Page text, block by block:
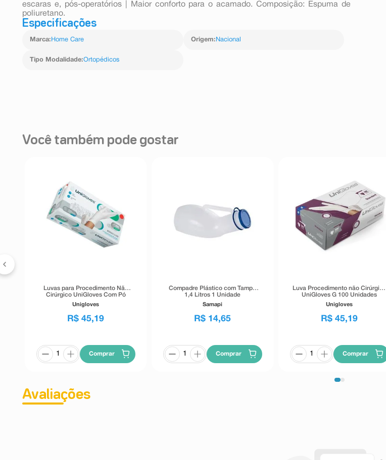
escaras e, pós-operatórios | Maior conforto para o acamado. Composição: Espuma de
poliuretano.
Especificações
Marca: Home Care Origem: Nacional
Tipo Modalidade:Ortopédicos
Você também pode gostar
Luvas para Procedimento Não
Cirúrgico UniGloves Com Pó
Tamanho M 100 Unidades
Unigloves
R$ 45,19
Comprar
Compadre Plástico com Tampa
1,4 Litros 1 Unidade
Samapi
R$ 14,65
Comprar
Luva Procedimento não Cirúrgico
UniGloves G 100 Unidades
Unigloves
R$ 45,19
Comprar
Avaliações